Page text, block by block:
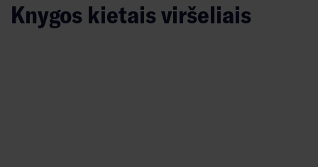
Knygos kietais viršeliais